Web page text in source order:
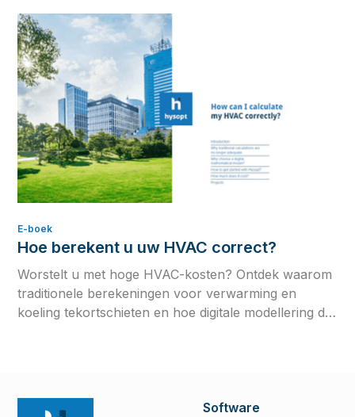
E-boek
Hoe berekent u uw HVAC correct?
Worstelt u met hoge HVAC-kosten? Ontdek waarom
traditionele berekeningen voor verwarming en
koeling tekortschieten en hoe digitale modellering de
Software